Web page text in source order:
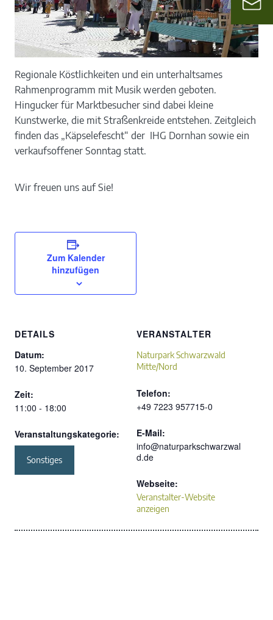
Regionale Köstlichkeiten und ein unterhaltsames
Rahmenprogramm mit Musik werden geboten.
Hingucker für Marktbesucher sind dabei kleine
Kunstwerke, die mit Straßenkreide entstehen. Zeitgleich
finden das „Käpselefescht“ der IHG Dornhan sowie ein
verkaufsoffener Sonntag statt.
Wir freuen uns auf Sie!
Zum Kalender
hinzufügen
DETAILS
Datum:
10. September 2017
Zeit:
11:00 - 18:00
Veranstaltungskategorie:
Sonstiges
VERANSTALTER
Naturpark Schwarzwald
Mitte/Nord
Telefon:
+49 7223 957715-0
E-Mail:
info@naturparkschwarzwal
d.de
Webseite:
Veranstalter-Website
anzeigen